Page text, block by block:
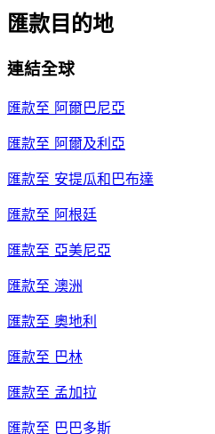
匯款目的地
連結全球
匯款至 阿爾巴尼亞
匯款至 阿爾及利亞
匯款至 安提瓜和巴布達
匯款至 阿根廷
匯款至 亞美尼亞
匯款至 澳洲
匯款至 奧地利
匯款至 巴林
匯款至 孟加拉
匯款至 巴巴多斯